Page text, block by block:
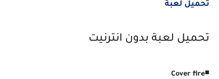
تحميل لعبة
تحميل لعبة بدون انترنيت
◾
Cover fire